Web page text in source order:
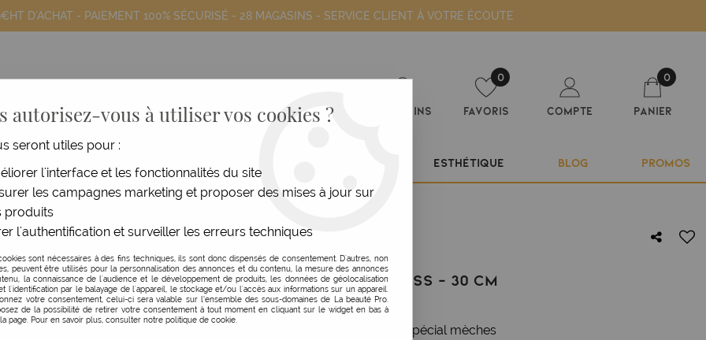
D'ACHAT - PAIEMENT 100% SÉCURISÉ - 28 MAGASINS - SERVICE CLIENT À VOTRE ÉCOUTE
Magasins
0
Favoris Compte
0
Panier
ESTHÉTIQUE BLOG PROMOS
Coloration >Papier à mèches Mèch'express - 30 cm
JACQUES SEBAN
PAPIER À MÈCHES MÈCH'EXPRESS - 30 CM
Réf. :103283
Papier thermique activateur de chaleur spécial mèches
autorisez-vous à utiliser vos cookies ?
seront utiles pour :
l'interface et les fonctionnalités du site
les campagnes marketing et proposer des mises à jour sur
produits
l'authentification et surveiller les erreurs techniques
sont nécessaires à des fins techniques, ils sont donc dispensés de consentement. D'autres, non
peuvent être utilisés pour la personnalisation des annonces et du contenu, la mesure des annonces
la connaissance de l'audience et le développement de produits, les données de géolocalisation
l'identification par le balayage de l'appareil, le stockage et/ou l'accès aux informations sur un appareil.
votre consentement, celui-ci sera valable sur l’ensemble des sous-domaines de La beauté Pro.
de la possibilité de retirer votre consentement à tout moment en cliquant sur le widget en bas à
page. Pour en savoir plus, consulter notre politique de cookie.